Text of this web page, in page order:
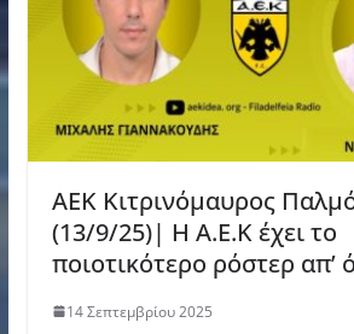
AEK Κιτρινόμαυρος
(13/9/25)| Η Α.Ε.Κ έχει το
ποιoτικότερο ρόστερ απ’
14 Σεπτεμβρίου 2025